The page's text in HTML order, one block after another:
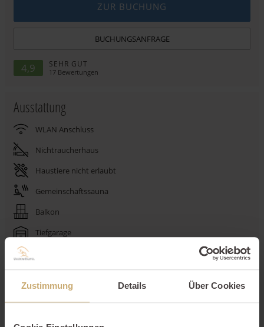
Zustimmung Details Über Cookies
ZUR BUCHUNG
BUCHUNGSANFRAGE
4,9 SEHR GUT
17 Bewertungen
Ausstattung
WLAN Anschluss
Nichtraucherhaus
Haustiere nicht erlaubt
Gemeinschaftssauna
Balkon
Tiefgarage
Waschmaschine